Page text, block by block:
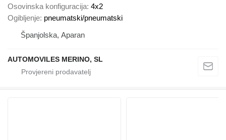
Osovinska konfiguracija 4x2
Ogibljenje pneumatski/pneumatski
Španjolska, Aparan
AUTOMOVILES MERINO, SL